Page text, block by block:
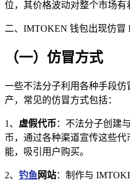
位，其价格波动对整个市场有
二、IMTOKEN 钱包出现仿冒
（一）仿冒方式
一些不法分子利用各种手段
产，常见的仿冒方式包括：
1、 虚假代币 ：不法分子创建
币，通过各种渠道宣传这些
能，吸引用户购买。
2、 钓鱼 网站：制作与